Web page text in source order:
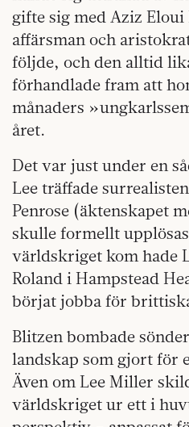
gifte sig med Aziz
affärsman och
följde, och den alltid
förhandlade fram att
månaders
året.
Det var just under en
Lee träffade
Penrose (äktenskapet
skulle formellt
världskriget kom hade
Roland i Hampstead
börjat jobba för
Blitzen bombade
landskap som gjort för
Även om Lee Miller
världskriget ur ett i